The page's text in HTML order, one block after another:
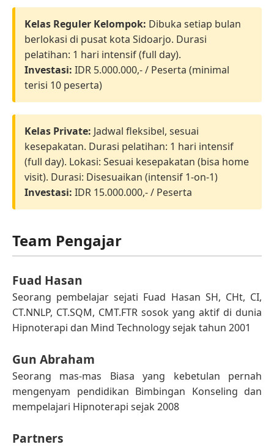
Kelas Reguler Kelompok: Dibuka setiap bulan
berlokasi di pusat kota Sidoarjo. Durasi
pelatihan: 1 hari intensif (full day).
Investasi: IDR 5.000.000,- / Peserta (minimal
terisi 10 peserta)
Kelas Private: Jadwal fleksibel, sesuai
kesepakatan. Durasi pelatihan: 1 hari intensif
(full day). Lokasi: Sesuai kesepakatan (bisa home
visit). Durasi: Disesuaikan (intensif 1-on-1)
Investasi: IDR 15.000.000,- / Peserta
Team Pengajar
Fuad Hasan
Seorang pembelajar sejati Fuad Hasan SH, CHt, CI,
CT.NNLP, CT.SQM, CMT.FTR sosok yang aktif di dunia
Hipnoterapi dan Mind Technology sejak tahun 2001
Gun Abraham
Seorang mas-mas Biasa yang kebetulan pernah
mengenyam pendidikan Bimbingan Konseling dan
mempelajari Hipnoterapi sejak 2008
Partners